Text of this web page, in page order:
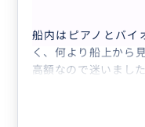
船内はピアノとバイ
く、何より船上から
高額なので迷いまし